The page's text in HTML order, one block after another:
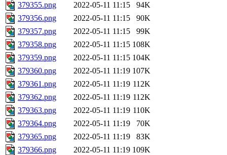
379355.png 2022-05-11 11:15
94K
379356.png
2022-05-11 11:15
90K
379357.png
2022-05-11 11:15
99K
379358.png
2022-05-11 11:15 108K
379359.png
2022-05-11 11:15 104K
379360.png
2022-05-11 11:19 107K
379361.png
2022-05-11 11:19 112K
379362.png
2022-05-11 11:19 112K
379363.png
2022-05-11 11:19 110K
379364.png
2022-05-11 11:19
70K
379365.png
2022-05-11 11:19
83K
379366.png
2022-05-11 11:19 109K